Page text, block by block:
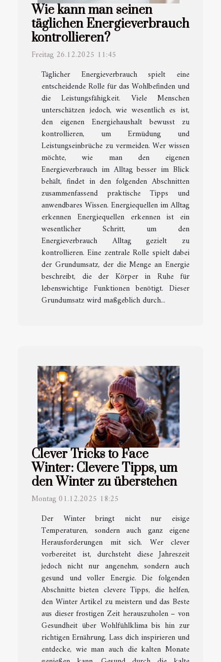
Wie kann man seinen
täglichen Energieverbrauch
kontrollieren?
Freitag 26.12.2025 11:45
Täglicher Energieverbrauch spielt eine
entscheidende Rolle für das Wohlbefinden und
die Leistungsfähigkeit. Viele Menschen
unterschätzen jedoch, wie wesentlich es ist,
den eigenen Energiehaushalt bewusst zu
kontrollieren, um Ermüdung und
Leistungseinbrüche zu vermeiden. Wer wissen
möchte, wie man den eigenen
Energieverbrauch im Alltag besser im Blick
behält, findet in den folgenden Abschnitten
zusammenfassend praktische Tipps und
anwendbares Wissen. Energiequellen im Alltag
erkennen Energiequellen erkennen ist ein
wesentlicher Schritt, um den
Energieverbrauch Alltag gezielt zu
kontrollieren. Eine zentrale Rolle spielt dabei
der Grundumsatz, der die Menge an Energie
beschreibt, die der Körper in Ruhe für
lebenswichtige Funktionen benötigt. Dieser
Grundumsatz wird maßgeblich durch...
Clever Tricks to Face
Winter: Clevere Tipps, um
den Winter zu überstehen
Montag 01.12.2025 18:25
Der Winter bringt nicht nur eisige
Temperaturen, sondern auch ganz eigene
Herausforderungen mit sich. Wer clever
vorbereitet ist, durchsteht diese Jahreszeit
jedoch nicht nur angenehm, sondern auch
gesund und voller Energie. Die folgenden
Abschnitte bieten clevere Tipps, die helfen,
den Winter Artikel zu meistern und das Beste
aus dieser frostigen Zeit herauszuholen – von
Gesundheit über Wohlfühlklima bis hin zur
richtigen Ernährung. Lass dich inspirieren und
entdecke, wie man auch die kalten Monate